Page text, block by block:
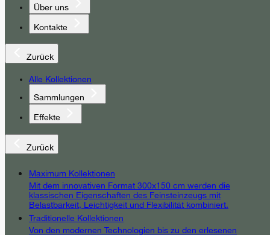
Über uns
Kontakte
Zurück
Alle Kollektionen
Sammlungen
Effekte
Zurück
Maximum Kollektionen
Mit dem innovativen Format 300x150 cm werden die
klassischen Eigenschaften des Feinsteinzeugs mit
Belastbarkeit, Leichtigkeit und Flexibilität kombiniert.
Traditionelle Kollektionen
Von den modernen Technologien bis zu den erlesenen